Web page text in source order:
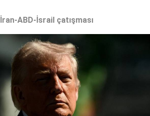
İran-ABD-İsrail çatışması